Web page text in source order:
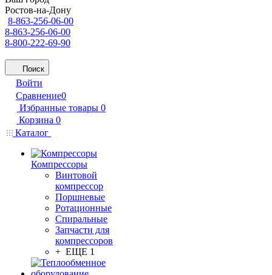
Ростов-на-Дону
8-863-256-06-00
8-863-256-06-00
8-800-222-69-90
Поиск
Войти
Сравнение0
Избранные товары 0
Корзина 0
Каталог
Компрессоры
Винтовой
компрессор
Поршневые
Ротационные
Спиральные
Запчасти для
компрессоров
+ ЕЩЕ 1